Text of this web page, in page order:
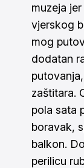
muzeja
vjerskog
mog
dodatan
zaštitara.
pola sata
boravak,
balkon.
perilicu